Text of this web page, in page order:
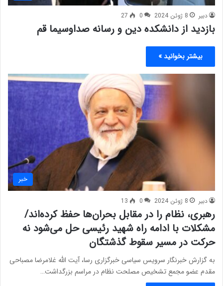
دبیر 8 ژوئن 2024 0
27
بازدید از دانشکده دین و رسانه صداوسیما قم
بیشتر بخوانید »
خبر
دبیر 8 ژوئن 2024 0
13
رهبری، نظام را در مقابل بحران‌ها حفظ کرده‌اند/
مشکلات با ادامه راه شهید رئیسی حل می‌شود نه
حرکت در مسیر سقوط گذشتگان
به گزارش خبرنگار سرویس سیاسی خبرگزاری رسا، آیت الله غلامرضا مصباحی
مقدم عضو مجمع تشخیص مصلحت نظام در مراسم بزرگداشت…